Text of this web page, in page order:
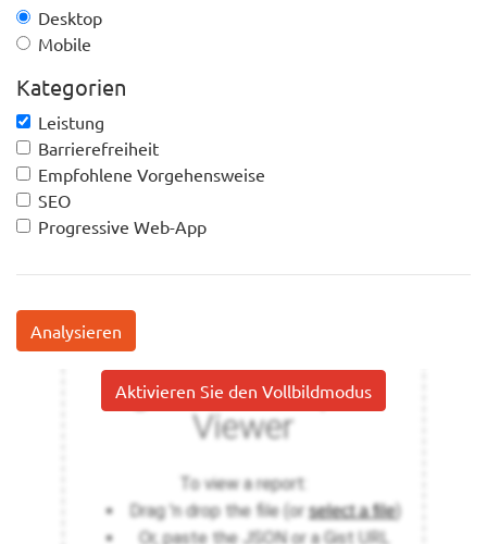
Desktop
Mobile
Kategorien
Leistung
Barrierefreiheit
Empfohlene Vorgehensweise
SEO
Progressive Web-App
Analysieren
Aktivieren Sie den Vollbildmodus